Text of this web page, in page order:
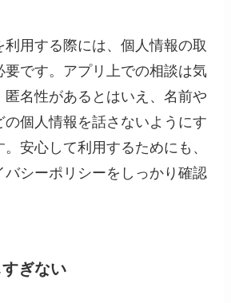
用する際には、個人情報の取
要です。アプリ上での相談は気
匿名性があるとはいえ、名前や
の個人情報を話さないようにす
安心して利用するためにも、
バシーポリシーをしっかり確認
ぎない